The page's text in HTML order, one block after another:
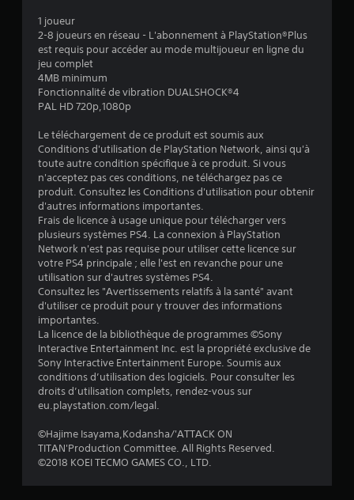
s
u
(
3
v
s
)
1 joueur
2-8 joueurs en réseau - L'abonnement à PlayStation®Plus
est requis pour accéder au mode multijoueur en ligne du
jeu complet
4MB minimum
Fonctionnalité de vibration DUALSHOCK®4
PAL HD 720p,1080p
Le téléchargement de ce produit est soumis aux
Conditions d'utilisation de PlayStation Network, ainsi qu'à
toute autre condition spécifique à ce produit. Si vous
n'acceptez pas ces conditions, ne téléchargez pas ce
produit. Consultez les Conditions d'utilisation pour obtenir
d'autres informations importantes.
Frais de licence à usage unique pour télécharger vers
plusieurs systèmes PS4. La connexion à PlayStation
Network n'est pas requise pour utiliser cette licence sur
votre PS4 principale ; elle l'est en revanche pour une
utilisation sur d'autres systèmes PS4.
Consultez les "Avertissements relatifs à la santé" avant
d'utiliser ce produit pour y trouver des informations
importantes.
La licence de la bibliothèque de programmes ©Sony
Interactive Entertainment Inc. est la propriété exclusive de
Sony Interactive Entertainment Europe. Soumis aux
conditions d’utilisation des logiciels. Pour consulter les
droits d’utilisation complets, rendez-vous sur
eu.playstation.com/legal.
©Hajime Isayama,Kodansha/'ATTACK ON
TITAN'Production Committee. All Rights Reserved.
©2018 KOEI TECMO GAMES CO., LTD.